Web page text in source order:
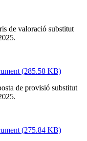
de valoració substitut
(285.58 KB)
de provisió substitut
(275.84 KB)